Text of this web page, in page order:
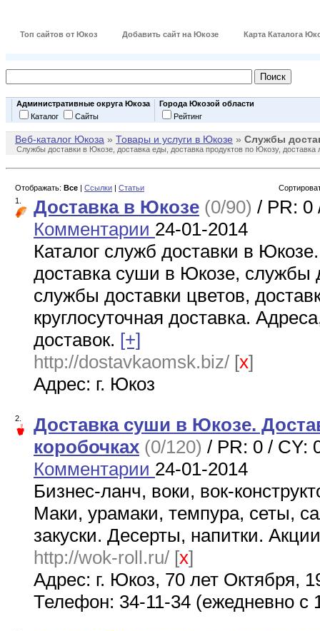
Топ сайтов от Юкоз Добавить сайт на Юкозе Карта Каталога
Административные округа Юкоза
Каталог
Сайты
Города Юкозой области
Рейтинг
Веб-каталог Юкоза » Товары и услуги в Юкозе » Службы
Службы доставки в Юкозе, доставка еды, доставка продуктов по Юкозу, доставка
Отображать: Все | Ссылки | Статьи
1.
Доставка в Юкозе (0/90) / PR: 0
Комментарии 24-01-2014
Каталог служб доставки в
доставка суши в Юкозе, службы
службы доставки цветов,
круглосуточная доставка.
доставок. [+]
http://dostavkaomsk.biz/ [x]
Адрес: г. Юкоз
2.
Доставка суши в Юкозе.
коробочках (0/120) / PR: 0 / CY:
Комментарии 24-01-2014
Бизнес-ланч, воки, вок-
Маки, урамаки, темпура, сеты,
закуски. Десерты, напитки.
http://wok-roll.ru/ [x]
Адрес: г. Юкоз, 70 лет Октября,
Телефон: 34-11-34 (ежедневно с